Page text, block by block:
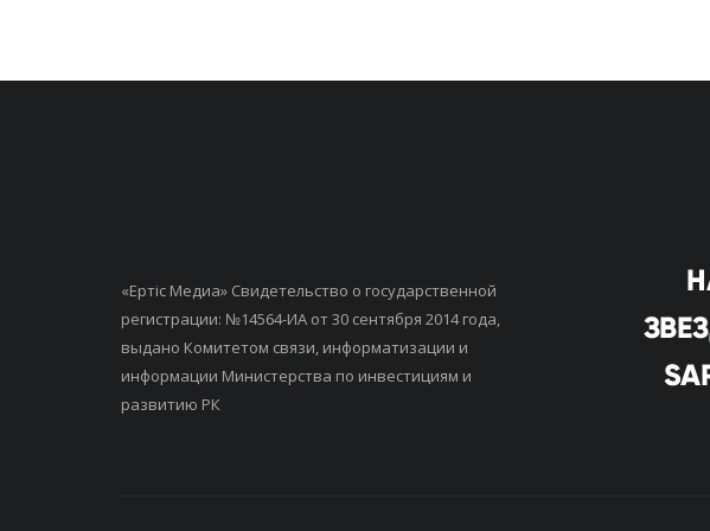
«Ертiс Медиа» Свидетельство о государственной
регистрации: №14564-ИА от 30 сентября 2014 года,
выдано Комитетом связи, информатизации и
информации Министерства по инвестициям и
развитию РК